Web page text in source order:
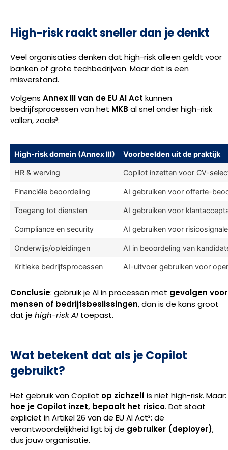
High-risk raakt sneller dan je denkt
Veel organisaties denken dat high-risk alleen geldt voor
banken of grote techbedrijven. Maar dat is een
misverstand.
Volgens Annex III van de EU AI Act kunnen
bedrijfsprocessen van het MKB al snel onder high-risk
vallen, zoals³:
High-risk domein (Annex III) Voorbeelden uit de praktijk
HR & werving Copilot inzetten voor CV-
Financiële beoordeling AI gebruiken voor offerte-
Toegang tot diensten AI gebruiken voor
Compliance en security AI gebruiken voor
Onderwijs/opleidingen AI in beoordeling van
Kritieke bedrijfsprocessen AI-uitvoer gebruiken voor
Conclusie: gebruik je AI in processen met gevolgen voor
mensen of bedrijfsbeslissingen, dan is de kans groot
dat je high-risk AI toepast.
Wat betekent dat als je Copilot
gebruikt?
Het gebruik van Copilot op zichzelf is niet high-risk. Maar:
hoe je Copilot inzet, bepaalt het risico. Dat staat
expliciet in Artikel 26 van de EU AI Act²: de
verantwoordelijkheid ligt bij de gebruiker (deployer),
dus jouw organisatie.